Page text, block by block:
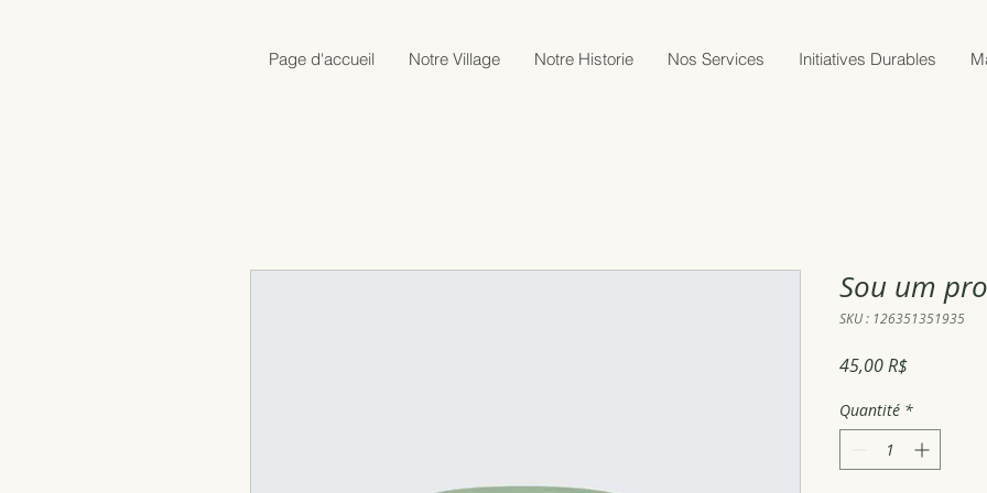
Page d'accueil Notre Village Notre Historie Nos Services Initiatives Durables
Sou um
SKU : 126351351935
45,00 R$Prix
Quantité *